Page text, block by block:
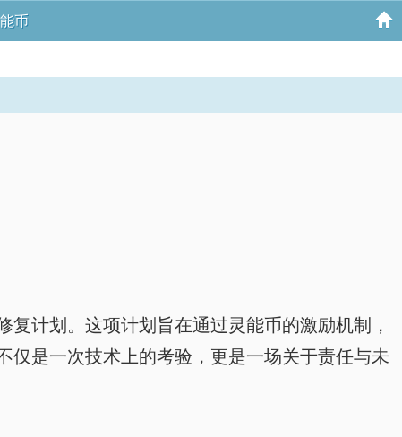
币
计划。这项计划旨在通过灵能币的激励机制，
仅是一次技术上的考验，更是一场关于责任与未